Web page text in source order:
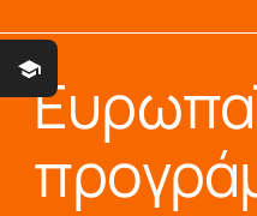
ΕΞΕΤΑΣΕΙΣ
ΠΟΛΙΤΙΣΜΟΣ